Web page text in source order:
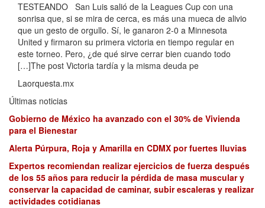
TESTEANDO San Luis salió de la Leagues Cup con una
sonrisa que, si se mira de cerca, es más una mueca de alivio
que un gesto de orgullo. Sí, le ganaron 2-0 a Minnesota
United y firmaron su primera victoria en tiempo regular en
este torneo. Pero, ¿de qué sirve cerrar bien cuando todo
[…]The post Victoria tardía y la misma deuda pe
Laorquesta.mx
Últimas noticias
Gobierno de México ha avanzado con el 30% de Vivienda
para el Bienestar
Alerta Púrpura, Roja y Amarilla en CDMX por fuertes lluvias
Expertos recomiendan realizar ejercicios de fuerza después
de los 55 años para reducir la pérdida de masa muscular y
conservar la capacidad de caminar, subir escaleras y realizar
actividades cotidianas